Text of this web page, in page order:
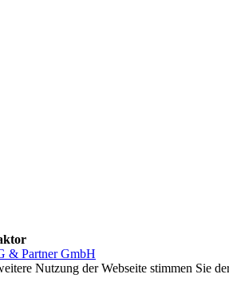
& Partner GmbH
Nutzung der Webseite stimmen Sie